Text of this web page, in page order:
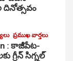
ప్రముఖ వార్తలు
: కాజీపేట-
గ్రీన్ సిగ్నల్